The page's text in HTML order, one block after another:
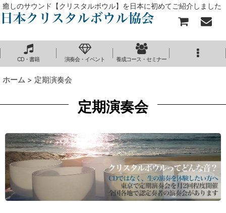
癒しのサウンド【クリスタルボウル】を日本に初めてご紹介しました
CD・書籍 演奏会・イベント 養成コース・セミナー
ホーム > 定期演奏会
定期演奏会